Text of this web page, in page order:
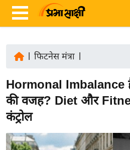
ज़ा
ख
ब
र
रा
फिटनेस मंत्रा
Hormonal Imbalance
की वजह? Diet और
कंट्रोल